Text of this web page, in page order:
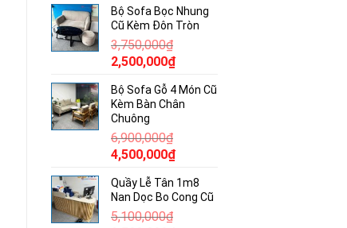
là:
490,000₫.
tại
là:
300,000₫.
Bộ Sofa Bọc Nhung
Cũ Kèm Đôn Tròn
3,750,000₫
Giá
là:
3,750,000₫.
2,500,000₫Giá
tại
là:
Bộ Sofa Gỗ 4 Món Cũ
Kèm Bàn Chân
Chuông
6,900,000₫
Giá
là:
6,900,000₫.
4,500,000₫Giá
tại
là:
Quầy Lễ Tân 1m8
Nan Dọc Bo Cong Cũ
5,100,000₫